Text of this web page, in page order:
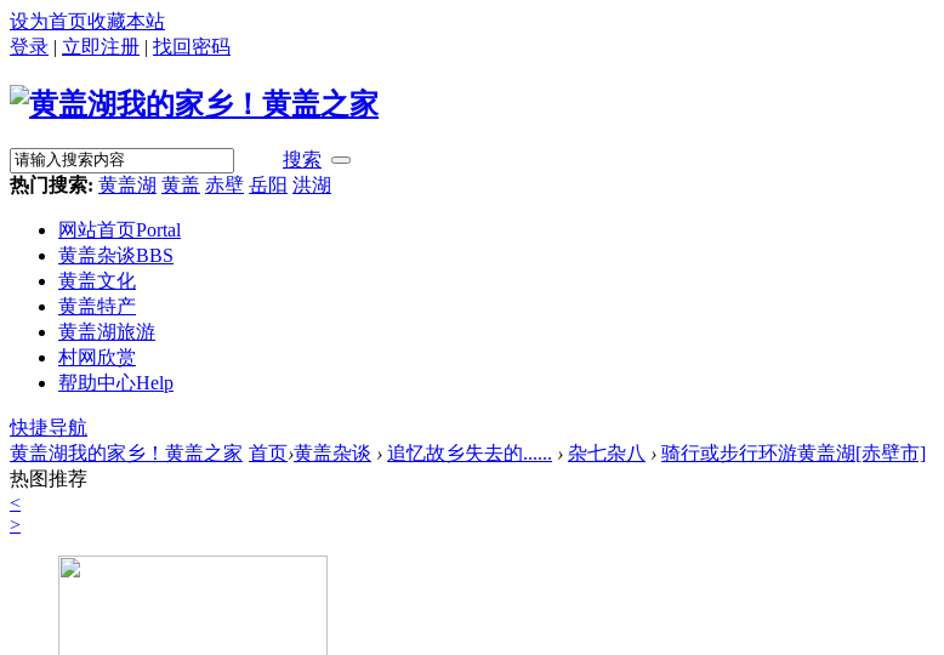
设为首页收藏本站
登录 | 立即注册 | 找回密码
搜索
热门搜索: 黄盖湖 黄盖 赤壁 岳阳 洪湖
网站首页Portal
黄盖杂谈BBS
黄盖文化
黄盖特产
黄盖湖旅游
村网欣赏
帮助中心Help
快捷导航
黄盖湖我的家乡！黄盖之家 首页›黄盖杂谈 › 追忆故乡失去的...... › 杂七杂八 › 骑行或步行环游黄盖湖[赤壁市]
热图推荐
<
>